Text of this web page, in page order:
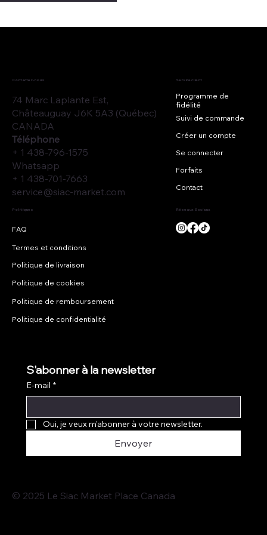
74 Marc Laplante Est,
Châteauguay J6K 5A3 (Québec)
CANADA
Téléphone
+ 1 438-796-1575
Whatsapp
+ 1 438-701-7663
service@siac-market.com
Contactez-nous Service client
Programme de
fidélité
Suivi de commande
Créer un compte
Se connecter
Forfaits
Contact
Politiques
Termes et conditions
Politique de livraison
Politique de cookies
Politique de remboursement
Politique de confidentialité
Réseaux Sociaux
S'abonner à la newsletter
E-mail *
Oui, je veux m'abonner à votre newsletter.
Envoyer
© 2025 Le Siac Market Place Canada